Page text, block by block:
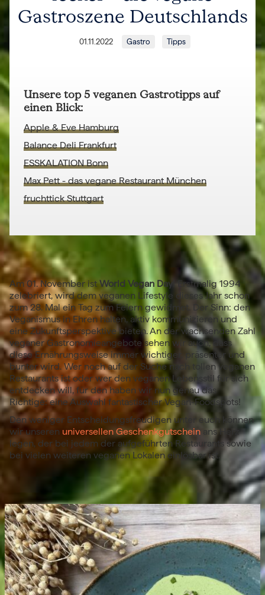
Gastroszene Deutschlands
01.11.2022 Gastro Tipps
Unsere top 5 veganen Gastrotipps auf
einen Blick:
Apple & Eve Hamburg
Balance Deli Frankfurt
ESSKALATION Bonn
Max Pett - das vegane Restaurant München
fruchttick Stuttgart
Am 01. November istWorld Vegan Day ! Erstmalig 1994
zelebriert, wird dem veganen Lifestyle dieses Jahr schon
zum 28. Mal ein Tag zum Feiern gewidmet. Der Sinn: den
Veganismus in Ehren halten, aktiv kommunizieren und
eine Zukunftsperspektive bieten. An der wachsenden Zahl
veganer Gastronomieangebote sehen wir auch, dass
diese Ernährungsweise immer wichtiger, präsenter und
bunter wird. Wer noch auf der Suche nach tollen veganen
Restaurants ist oder wer den veganen Lebensstil für sich
entdecken will, für den haben wir nun genau das
Richtige: eine Auswahl fantastischer Vegan-Foodspots!
Den weniger Entscheidungsfreudigen unter euch können
wir unseren universellen Geschenkgutschein ans Herz
legen, der bei jedem der aufgeführten Restaurants sowie
bei vielen weiteren veganen Lokalen einlösbar ist.